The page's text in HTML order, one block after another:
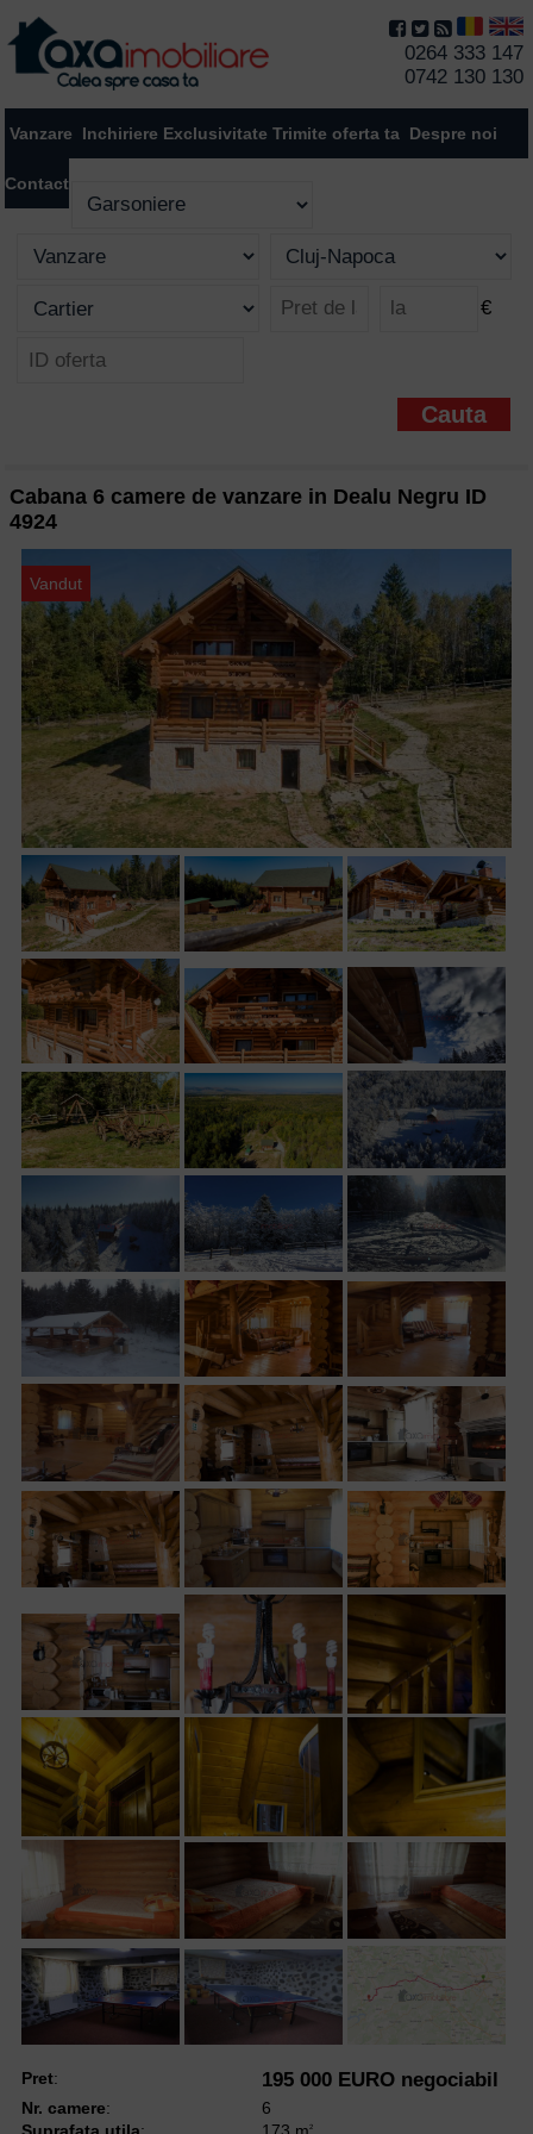
0264 333 147
0742 130 130
Vanzare Inchiriere Exclusivitate Trimite oferta ta Despre noi
Contact
€
Cabana 6 camere de vanzare in Dealu Negru ID
4924
Vandut
Pret: 195 000 EURO negociabil
Nr. camere:
6
2